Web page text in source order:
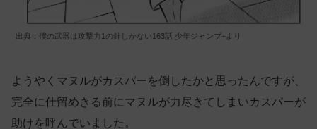
出典：僕の武器は攻撃力1の針しかない163話 少年ジャンプ+より
ようやくマヌルがカスパーを倒したかと思ったんですが、
完全に仕留めきる前にマヌルが力尽きてしまいカスパーが
助けを呼んでいました。